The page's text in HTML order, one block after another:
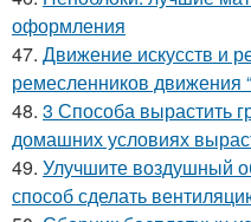
оформления
47. Движение искусств и
ремесленников движения
48. 3 Способа вырастить
домашних условиях
49. Улучшите воздушный
способ сделать